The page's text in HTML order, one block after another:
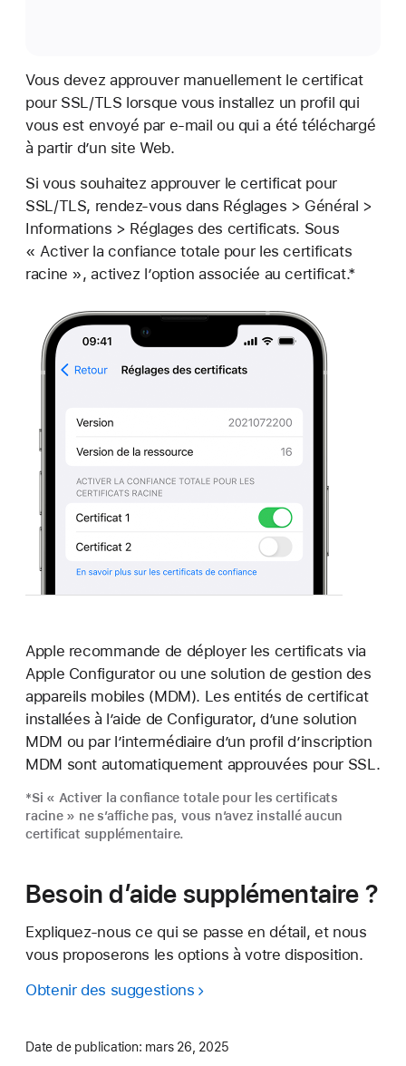
Vous devez approuver manuellement le certificat
pour SSL/TLS lorsque vous installez un profil qui
vous est envoyé par e-mail ou qui a été téléchargé
à partir d’un site Web.
Si vous souhaitez approuver le certificat pour
SSL/TLS, rendez-vous dans Réglages > Général >
Informations > Réglages des certificats. Sous
« Activer la confiance totale pour les certificats
racine », activez l’option associée au certificat.*
Apple recommande de déployer les certificats via
Apple Configurator ou une solution de gestion des
appareils mobiles (MDM). Les entités de certificat
installées à l’aide de Configurator, d’une solution
MDM ou par l’intermédiaire d’un profil d’inscription
MDM sont automatiquement approuvées pour SSL.
*Si « Activer la confiance totale pour les certificats
racine » ne s’affiche pas, vous n’avez installé aucun
certificat supplémentaire.
Besoin d’aide supplémentaire ?
Expliquez-nous ce qui se passe en détail, et nous
vous proposerons les options à votre disposition.
Obtenir des suggestions
Date de publication: mars 26, 2025